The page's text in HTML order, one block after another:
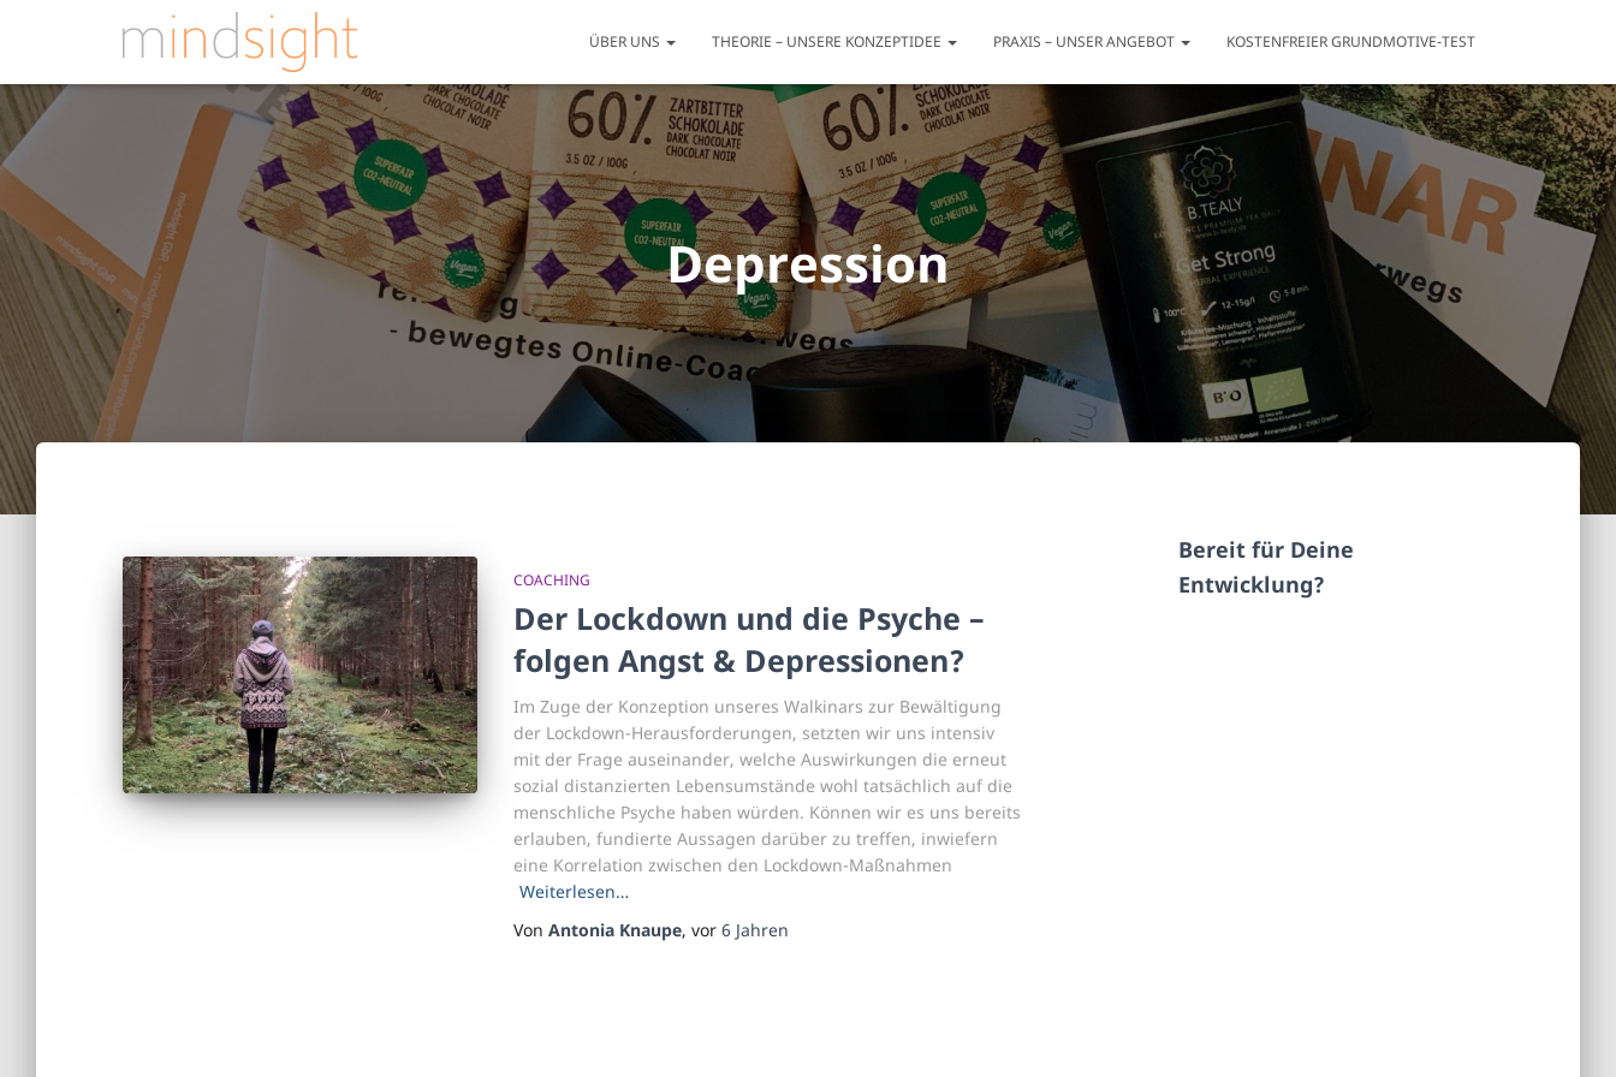
ÜBER UNS THEORIE – UNSERE KONZEPTIDEE PRAXIS – UNSER ANGEBOT KOSTENFREIER GRUNDMOTIVE-TEST
Depression
COACHING
Der Lockdown und die Psyche –
folgen Angst & Depressionen?
Im Zuge der Konzeption unseres Walkinars zur Bewältigung
der Lockdown-Herausforderungen, setzten wir uns intensiv
mit der Frage auseinander, welche Auswirkungen die erneut
sozial distanzierten Lebensumstände wohl tatsächlich auf die
menschliche Psyche haben würden. Können wir es uns bereits
erlauben, fundierte Aussagen darüber zu treffen, inwiefern
eine Korrelation zwischen den Lockdown-Maßnahmen
Weiterlesen…
Von Antonia Knaupe, vor 6 Jahren
Bereit für Deine
Entwicklung?